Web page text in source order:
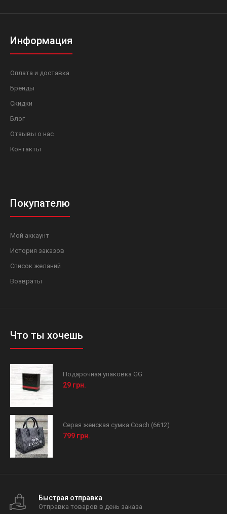
Информация
Оплата и доставка
Бренды
Скидки
Блог
Отзывы о нас
Контакты
Покупателю
Мой аккаунт
История заказов
Список желаний
Возвраты
Что ты хочешь
Подарочная упаковка GG
29 грн.
Серая женская сумка Coach (6612)
799 грн.
Быстрая отправка
Отправка товаров в день заказа